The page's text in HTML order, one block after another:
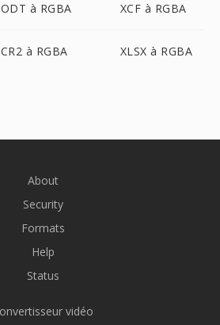
ODT à RGBA XCF à RGBA
CR2 à RGBA XLSX à RGBA
About
Security
Formats
Help
Status
vidéo